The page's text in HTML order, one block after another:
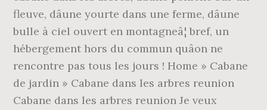
fleuve, dâune yourte dans une ferme, dâune
bulle à ciel ouvert en montagneâ¦ bref, un
hébergement hors du commun quâon ne
rencontre pas tous les jours ! Home » Cabane
de jardin » Cabane dans les arbres reunion
Cabane dans les arbres reunion Je veux